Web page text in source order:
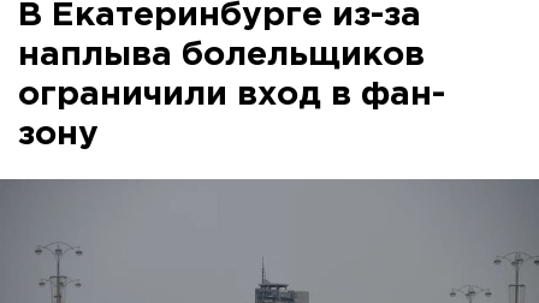
В Екатеринбурге из-за
наплыва болельщиков
ограничили вход в фан-
зону